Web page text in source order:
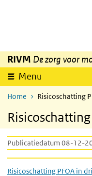
Overslaan en naar de
RIVM De zorg voor
Menu
Home Risicoschatting
Publicatiedatum 08-12-
Risicoschatting PFOA in